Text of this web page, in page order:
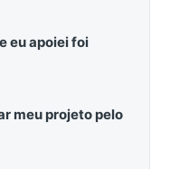
eu apoiei foi
meu projeto pelo